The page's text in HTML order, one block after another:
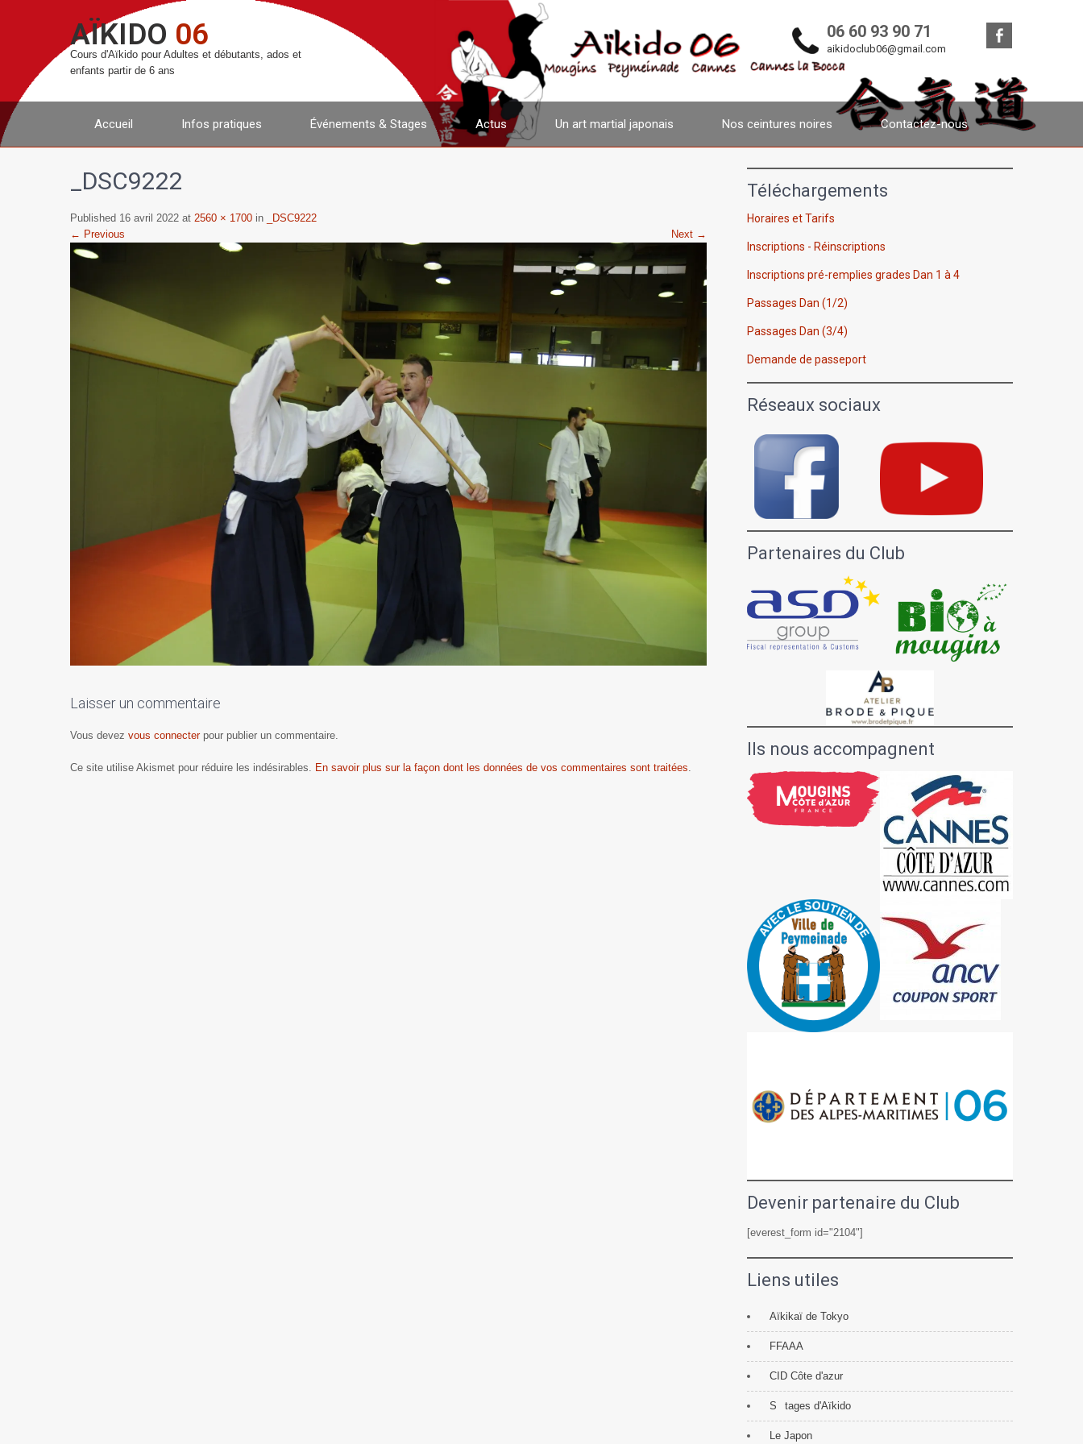
AÏKIDO 06
Cours d'Aïkido pour Adultes et débutants, ados et
enfants partir de 6 ans
06 60 93 90 71
aikidoclub06@gmail.com
Accueil Infos pratiques Événements & Stages Actus Un art martial japonais Nos ceintures noires Contactez-nous
_DSC9222
Published 16 avril 2022 at 2560 × 1700 in
_DSC9222
← Previous
Next →
Laisser un commentaire
Vous devez vous connecterpour publier un commentaire.
Ce site utilise Akismet pour réduire les indésirables. En savoir plus sur la façon dont les données de vos commentaires sont traitées
Téléchargements
Horaires et Tarifs
Inscriptions - Réinscriptions
Inscriptions pré-remplies grades Dan 1 à 4
Passages Dan (1/2)
Passages Dan (3/4)
Demande de passeport
Réseaux sociaux
Partenaires du Club
Ils nous accompagnent
Devenir partenaire du Club
[everest_form id="2104"]
Liens utiles
Aïkikaï de Tokyo
FFAAA
CID Côte d'azur
S tages d'Aïkido
Le Japon